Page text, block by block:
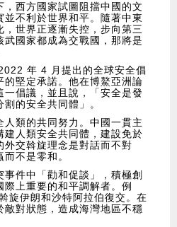
西方國家試圖阻擋中國的文
不利於世界和平。隨著中東
世界正逐漸失控，步向第三
武國家都成為交戰國，那將是
年 4 月提出的全球安全倡
的堅定承諾。他在博鰲亞洲論
倡議，並且說，「安全是發
的安全共同體」。
類的共同努力。中國一貫主
建人類安全共同體，建設免於
外交斡旋理念是對話而不對
不是零和。
件中「勸和促談」，積極創
上重要的和平調解者。例
旋伊朗和沙特阿拉伯復交。在
敵對狀態，造成海灣地區不穩